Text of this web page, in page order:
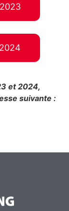
et 2024,
suivante :